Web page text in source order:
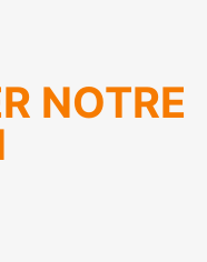
NOTRE